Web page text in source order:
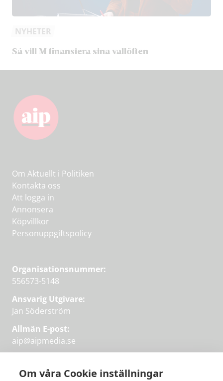
Om våra Cookie inställningar
NYHETER
Så vill M finansiera sina vallöften
Om Aktuellt i Politiken
Kontakta oss
Att logga in
Annonsera
Köpvillkor
Personuppgiftspolicy
Organisationsnummer:
556573-5148
Ansvarig Utgivare:
Jan Söderström
Allmän E-post:
aip@aipmedia.se
aip@flowyinfo.seeller 08-1210 60 40.